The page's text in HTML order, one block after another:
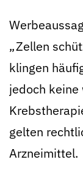
„Zellen
klingen
jedoch
gelten
Arzneimittel.